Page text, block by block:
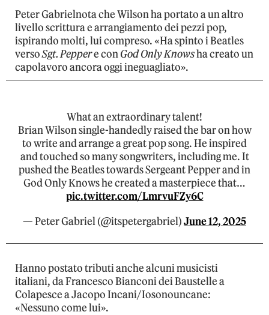
Peter Gabrielnota che Wilson ha portato a un altro
livelloscrittura e arrangiamento dei pezzi pop,
ispirando molti, lui compreso. «Ha spinto i Beatles
versoSgt. Peppere conGod Only Knowsha creato un
capolavoro ancora oggi ineguagliato».
What an extraordinary talent!
Brian Wilson single-handedly raised the bar on how
to write and arrange a great pop song. He inspired
and touched so many songwriters, including me. It
pushed the Beatles towards Sergeant Pepper and in
God Only Knows he created a masterpiece that…
pic.twitter.com/LmrvuFZy6C
— Peter Gabriel (@itspetergabriel)June 12, 2025
Hanno postato tributi anche alcuni musicisti
italiani, da Francesco Bianconi dei Baustelle a
Colapesce a Jacopo Incani/Iosonouncane:
«Nessuno come lui».